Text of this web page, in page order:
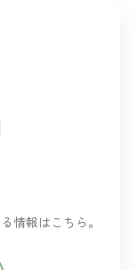
情報はこちら。